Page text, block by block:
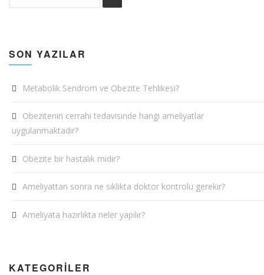
SON YAZILAR
Metabolik Sendrom ve Obezite Tehlikesi?
Obezitenin cerrahi tedavisinde hangi ameliyatlar
uygulanmaktadır?
Obezite bir hastalık mıdır?
Ameliyattan sonra ne sıklıkta doktor kontrolü gerekir?
Ameliyata hazırlıkta neler yapılır?
KATEGORILER